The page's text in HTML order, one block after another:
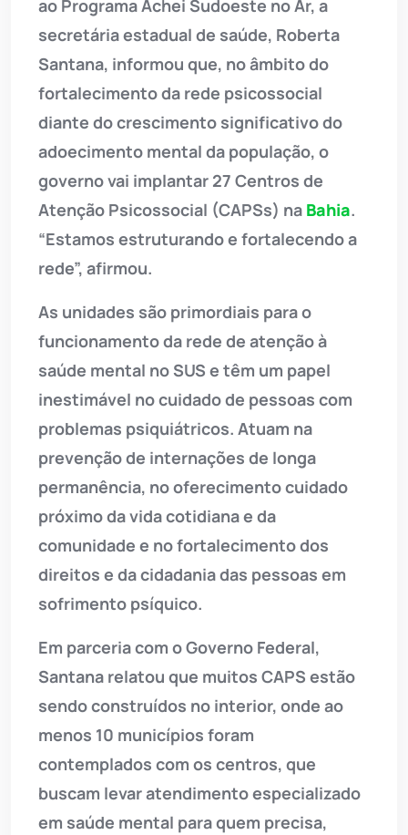
ao Programa Achei Sudoeste no Ar, a
secretária estadual de saúde, Roberta
Santana, informou que, no âmbito do
fortalecimento da rede psicossocial
diante do crescimento significativo do
adoecimento mental da população, o
governo vai implantar 27 Centros de
Atenção Psicossocial (CAPSs) na Bahia.
“Estamos estruturando e fortalecendo a
rede”, afirmou.
As unidades são primordiais para o
funcionamento da rede de atenção à
saúde mental no SUS e têm um papel
inestimável no cuidado de pessoas com
problemas psiquiátricos. Atuam na
prevenção de internações de longa
permanência, no oferecimento cuidado
próximo da vida cotidiana e da
comunidade e no fortalecimento dos
direitos e da cidadania das pessoas em
sofrimento psíquico.
Em parceria com o Governo Federal,
Santana relatou que muitos CAPS estão
sendo construídos no interior, onde ao
menos 10 municípios foram
contemplados com os centros, que
buscam levar atendimento especializado
em saúde mental para quem precisa,